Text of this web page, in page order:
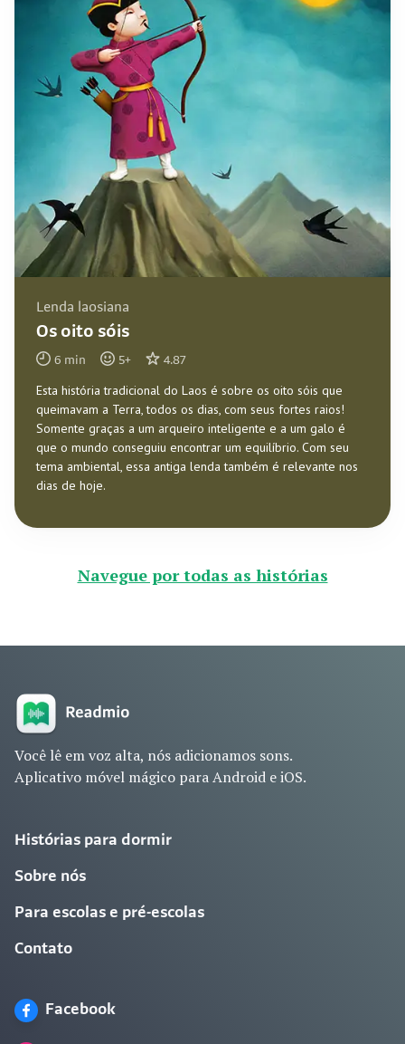
Lenda laosiana
Os oito sóis
6 min 5+ 4.87
Esta história tradicional do Laos é sobre os oito sóis que
queimavam a Terra, todos os dias, com seus fortes raios!
Somente graças a um arqueiro inteligente e a um galo é
que o mundo conseguiu encontrar um equilíbrio. Com seu
tema ambiental, essa antiga lenda também é relevante nos
dias de hoje.
Navegue por todas as histórias
Você lê em voz alta, nós adicionamos sons.
Aplicativo móvel mágico para Android e iOS.
Histórias para dormir
Sobre nós
Para escolas e pré-escolas
Contato
Facebook